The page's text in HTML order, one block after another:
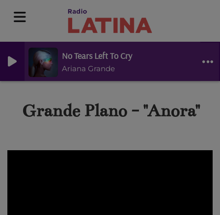
No Tears Left To Cry
Ariana Grande
Grande Plano - "Anora"